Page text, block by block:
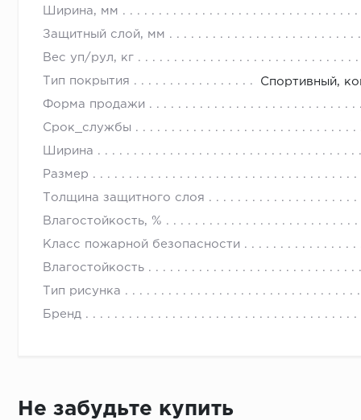
Ширина, мм
Защитный слой, мм
Вес уп/рул, кг
Тип покрытия Спортивный,
Форма продажи
Срок_службы
Ширина
Размер
Толщина защитного слоя
Влагостойкость, %
Класс пожарной безопасности
Влагостойкость
Тип рисунка
Бренд
Не забудьте купить